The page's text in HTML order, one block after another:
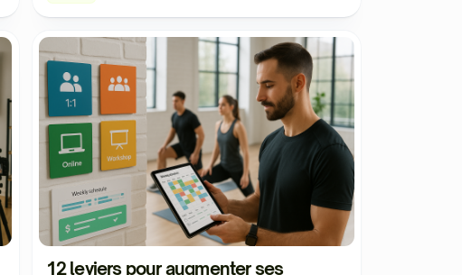
12 leviers pour augmenter ses